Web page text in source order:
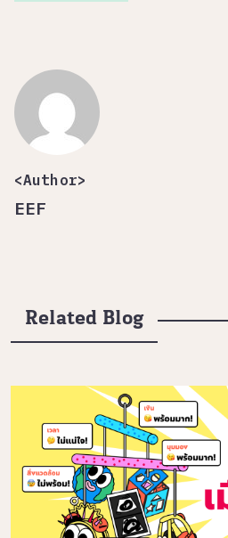
<Author>
EEF
Related Blog